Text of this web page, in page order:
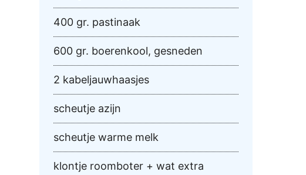
400 gr. pastinaak
600 gr. boerenkool, gesneden
2 kabeljauwhaasjes
scheutje azijn
scheutje warme melk
klontje roomboter + wat extra